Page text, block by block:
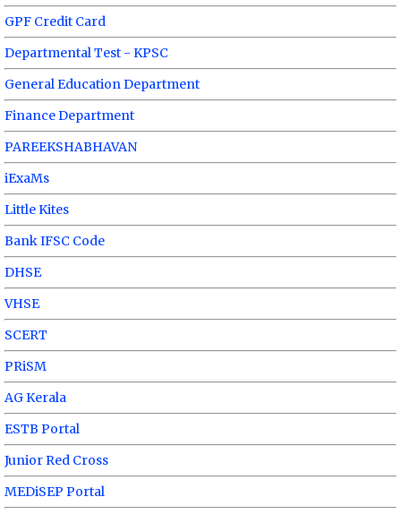
GPF Credit Card
Departmental Test - KPSC
General Education Department
Finance Department
PAREEKSHABHAVAN
iExaMs
Little Kites
Bank IFSC Code
DHSE
VHSE
SCERT
PRiSM
AG Kerala
ESTB Portal
Junior Red Cross
MEDiSEP Portal